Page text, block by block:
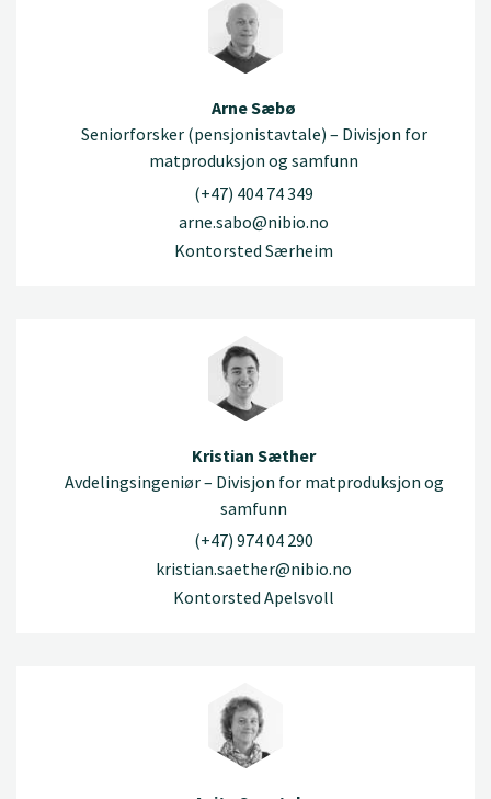
Arne Sæbø
Seniorforsker (pensjonistavtale) – Divisjon for
matproduksjon og samfunn
(+47) 404 74 349
arne.sabo@nibio.no
Kontorsted Særheim
Kristian Sæther
Avdelingsingeniør – Divisjon for matproduksjon og
samfunn
(+47) 974 04 290
kristian.saether@nibio.no
Kontorsted Apelsvoll